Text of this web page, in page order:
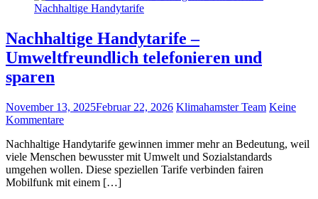
Nachhaltige Handytarife –
Umweltfreundlich telefonieren und
sparen
November 13, 2025Februar 22, 2026 Klimahamster Team Keine
Kommentare
Nachhaltige Handytarife gewinnen immer mehr an Bedeutung, weil
viele Menschen bewusster mit Umwelt und Sozialstandards
umgehen wollen. Diese speziellen Tarife verbinden fairen
Mobilfunk mit einem […]